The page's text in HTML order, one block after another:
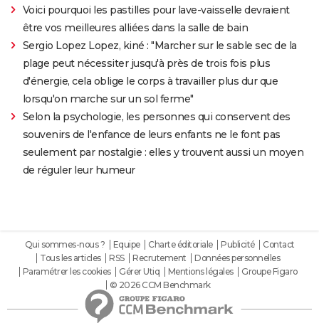
Voici pourquoi les pastilles pour lave-vaisselle devraient
être vos meilleures alliées dans la salle de bain
Sergio Lopez Lopez, kiné : "Marcher sur le sable sec de la
plage peut nécessiter jusqu'à près de trois fois plus
d'énergie, cela oblige le corps à travailler plus dur que
lorsqu'on marche sur un sol ferme"
Selon la psychologie, les personnes qui conservent des
souvenirs de l'enfance de leurs enfants ne le font pas
seulement par nostalgie : elles y trouvent aussi un moyen
de réguler leur humeur
Qui sommes-nous ? Equipe Charte éditoriale Publicité
Contact
Tous les articles
RSS Recrutement
Données personnelles
Paramétrer les cookies
Gérer Utiq Mentions légales
Groupe Figaro
© 2026 CCM Benchmark